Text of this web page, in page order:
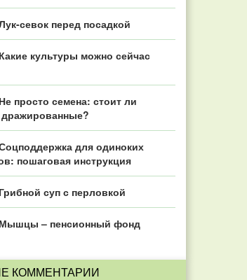
севок перед посадкой
Какие культуры можно сейчас
Не просто семена: стоит ли
дражированные?
для одиноких
пошаговая инструкция
Грибной суп с перловкой
Мышцы – пенсионный фонд
КОММЕНТАРИИ